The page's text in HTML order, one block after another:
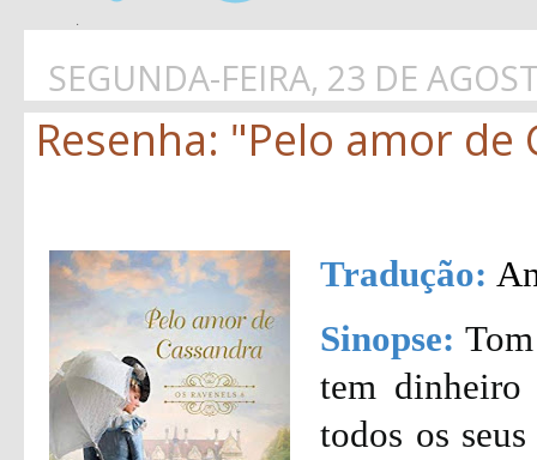
SEGUNDA-FEIRA, 23 DE
Resenha: "Pelo amor de
Tradução:
Sinopse:
tem dinheiro
todos os